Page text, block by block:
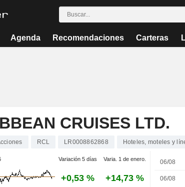
Agenda Recomendaciones Carteras
CRUISES LTD.
RCL LR0008862868 Hoteles, moteles y
Variación 5 días Varia. 1 de enero.
+0,53 % +14,73 %
06/08
06/08